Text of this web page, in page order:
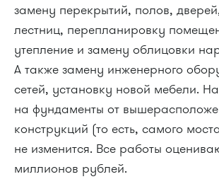
замену перекрытий, полов,
лестниц, перепланировку
утепление и замену облицовки
А также замену инженерного
сетей, установку новой мебели.
на фундаменты от
конструкций (то есть, самого
не изменится. Все работы
миллионов рублей.